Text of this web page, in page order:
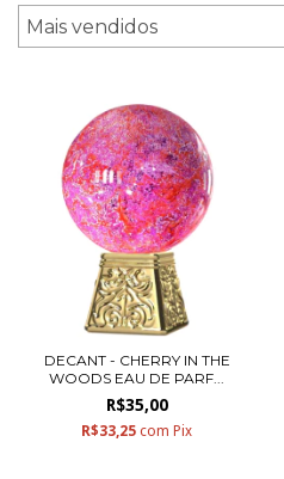
DECANT - CHERRY IN THE
WOODS EAU DE PARF...
R$35,00
R$33,25 com Pix